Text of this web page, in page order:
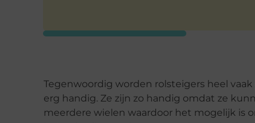
Tegenwoordig worden rolsteigers heel
erg handig. Ze zijn zo handig omdat ze
meerdere wielen waardoor het mogelijk is